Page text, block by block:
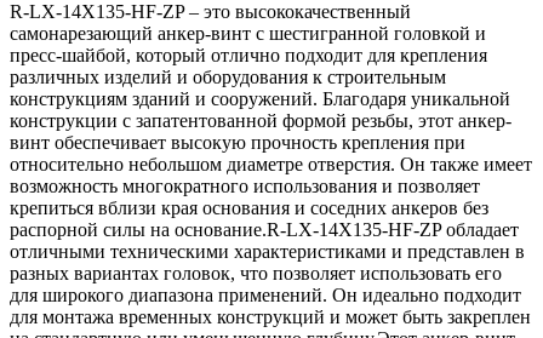
R-LX-14X135-HF-ZP – это высококачественный
самонарезающий анкер-винт с шестигранной головкой и
пресс-шайбой, который отлично подходит для крепления
различных изделий и оборудования к строительным
конструкциям зданий и сооружений. Благодаря уникальной
конструкции с запатентованной формой резьбы, этот анкер-
винт обеспечивает высокую прочность крепления при
относительно небольшом диаметре отверстия. Он также имеет
возможность многократного использования и позволяет
крепиться вблизи края основания и соседних анкеров без
распорной силы на основание.R-LX-14X135-HF-ZP обладает
отличными техническими характеристиками и представлен в
разных вариантах головок, что позволяет использовать его
для широкого диапазона применений. Он идеально подходит
для монтажа временных конструкций и может быть закреплен